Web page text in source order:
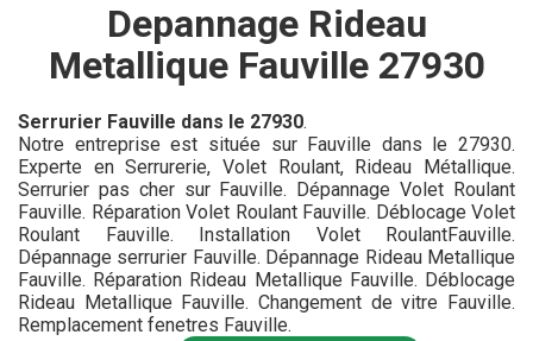
Depannage Rideau
Metallique Fauville 27930
Serrurier Fauville dans le 27930.
Notre entreprise est située sur Fauville dans le 27930.
Experte en Serrurerie, Volet Roulant, Rideau Métallique.
Serrurier pas cher sur Fauville. Dépannage Volet Roulant
Fauville. Réparation Volet Roulant Fauville. Déblocage Volet
Roulant Fauville. Installation Volet RoulantFauville.
Dépannage serrurier Fauville. Dépannage Rideau Metallique
Fauville. Réparation Rideau Metallique Fauville. Déblocage
Rideau Metallique Fauville. Changement de vitre Fauville.
Remplacement fenetres Fauville.